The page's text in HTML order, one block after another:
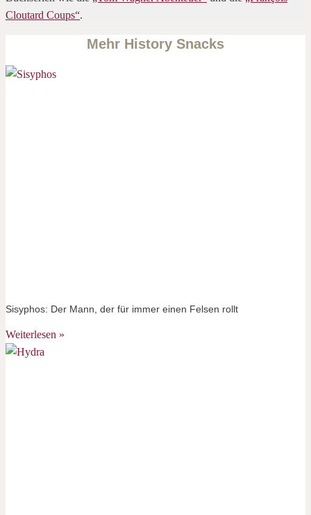
Cloutard Coups“.
Mehr History Snacks
Sisyphos: Der Mann, der für immer einen Felsen rollt
Weiterlesen »